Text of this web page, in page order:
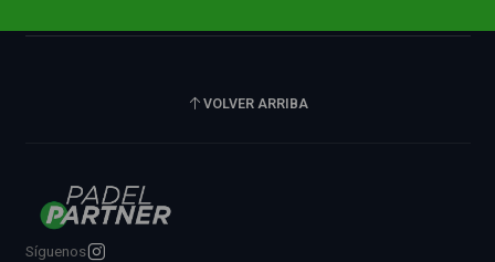
VOLVER ARRIBA
Síguenos